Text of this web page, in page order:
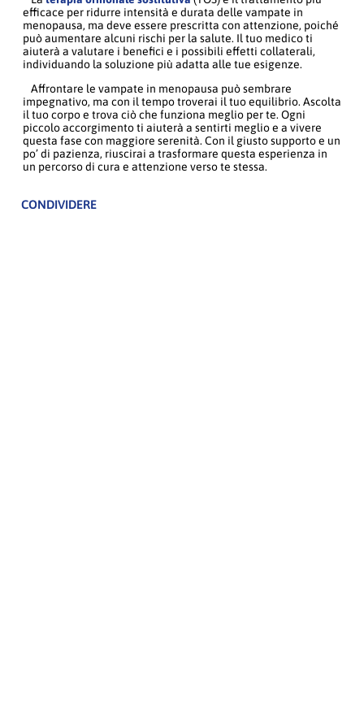
efficace per ridurre intensità e durata delle vampate in
menopausa, ma deve essere prescritta con attenzione, poiché
può aumentare alcuni rischi per la salute. Il tuo medico ti
aiuterà a valutare i benefici e i possibili effetti collaterali,
individuando la soluzione più adatta alle tue esigenze.
Affrontare le vampate in menopausa può sembrare
impegnativo, ma con il tempo troverai il tuo equilibrio. Ascolta
il tuo corpo e trova ciò che funziona meglio per te. Ogni
piccolo accorgimento ti aiuterà a sentirti meglio e a vivere
questa fase con maggiore serenità. Con il giusto supporto e un
po’ di pazienza, riuscirai a trasformare questa esperienza in
un percorso di cura e attenzione verso te stessa.
CONDIVIDERE